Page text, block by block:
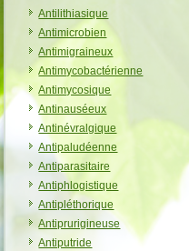
Antilithiasique
Antimicrobien
Antimigraineux
Antimycobactérienne
Antimycosique
Antinauséeux
Antinévralgique
Antipaludéenne
Antiparasitaire
Antiphlogistique
Antipléthorique
Antiprurigineuse
Antiputride